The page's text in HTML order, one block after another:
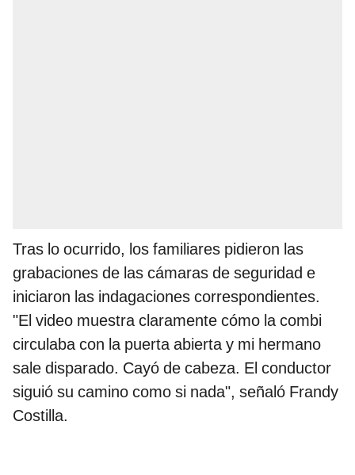
Tras lo ocurrido, los familiares pidieron las
grabaciones de las cámaras de seguridad e
iniciaron las indagaciones correspondientes.
"El video muestra claramente cómo la combi
circulaba con la puerta abierta y mi hermano
sale disparado. Cayó de cabeza. El conductor
siguió su camino como si nada", señaló Frandy
Costilla.